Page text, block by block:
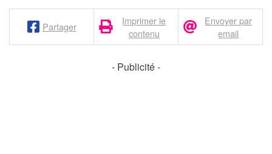
Partager
Imprimer le
contenu
Envoyer par
email
- Publicité -